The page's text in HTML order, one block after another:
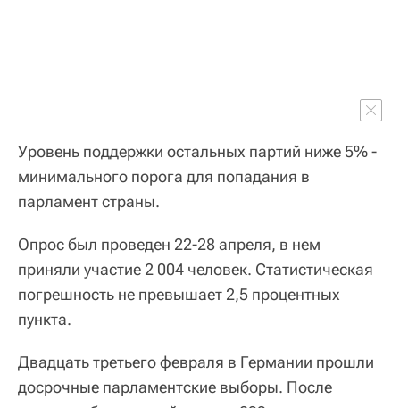
Уровень поддержки остальных партий ниже 5% -
минимального порога для попадания в
парламент страны.
Опрос был проведен 22-28 апреля, в нем
приняли участие 2 004 человек. Статистическая
погрешность не превышает 2,5 процентных
пункта.
Двадцать третьего февраля в Германии прошли
досрочные парламентские выборы. После